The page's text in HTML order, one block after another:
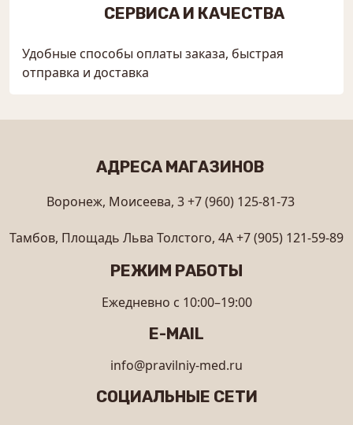
СЕРВИСА И КАЧЕСТВА
Удобные способы оплаты заказа, быстрая
отправка и доставка
АДРЕСА МАГАЗИНОВ
Воронеж, Моисеева, 3+7 (960) 125-81-73
Тамбов, Площадь Льва Толстого, 4А+7 (905) 121-59-89
РЕЖИМ РАБОТЫ
Ежедневно с 10:00–19:00
E-MAIL
info@pravilniy-med.ru
СОЦИАЛЬНЫЕ СЕТИ